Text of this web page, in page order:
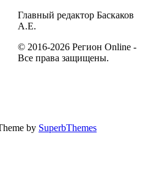
Главный редактор Баскаков
А.Е.
© 2016-2026 Регион Online -
Все права защищены.
by SuperbThemes